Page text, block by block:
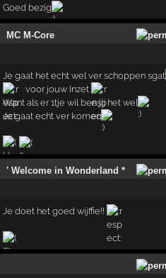
Goed bezig
MC M-Core
Je gaat het echt wel ver schoppen sgat
voor jouw Inzet
Want als er 1tje wil ben jij het wel
Je gaat echt ver komen
' Welcome in Wonderland *
Je doet het goed wijffie!!